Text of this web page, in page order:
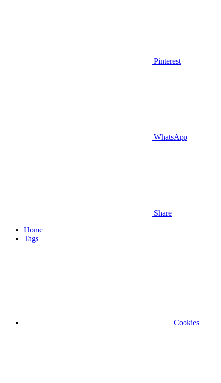
Pinterest
WhatsApp
Share
Home
Tags
Cookies